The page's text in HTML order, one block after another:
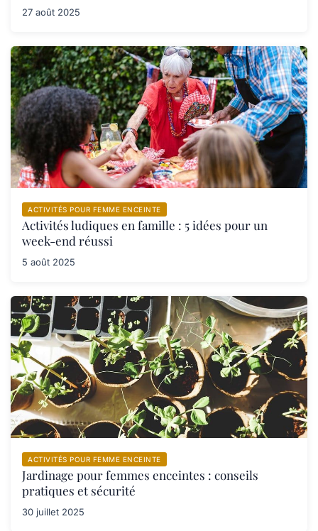
27 août 2025
ACTIVITÉS POUR FEMME ENCEINTE
Activités ludiques en famille : 5 idées pour un
week-end réussi
5 août 2025
ACTIVITÉS POUR FEMME ENCEINTE
Jardinage pour femmes enceintes : conseils
pratiques et sécurité
30 juillet 2025